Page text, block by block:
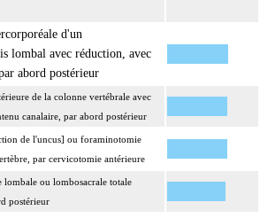
d'un
lombal avec réduction, avec
abord postérieur
de la colonne vertébrale avec
canalaire, par abord postérieur
de l'uncus] ou foraminotomie
par cervicotomie antérieure
lombale ou lombosacrale totale
postérieur